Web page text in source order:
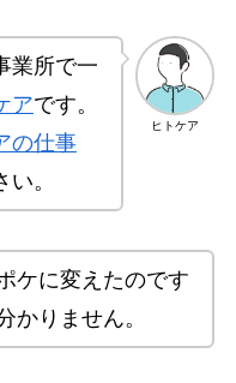
ヒトケア
業所で一
アです。
の仕事
。
ケに変えたのです
かりません。